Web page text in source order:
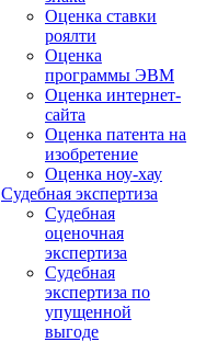
Оценка ставки
роялти
Оценка
программы ЭВМ
Оценка интернет-
сайта
Оценка патента на
изобретение
Оценка ноу-хау
Судебная экспертиза
Судебная
оценочная
экспертиза
Судебная
экспертиза по
упущенной
выгоде